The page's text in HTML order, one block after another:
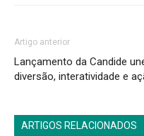
Artigo anterior
Lançamento da Candide
diversão, interatividade e
ARTIGOS RELACIONADOS